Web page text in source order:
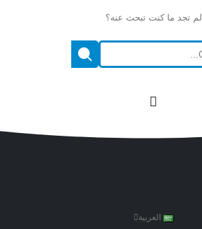
لم تجد ما كنت تبحث عنه؟
العربية